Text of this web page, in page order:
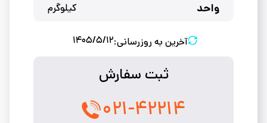
واحد کیلوگرم
آخرین به روزرسانی:۱۴۰۵/۵/۱۲
ثبت سفارش
۰۲۱-۴۲۲۱۴